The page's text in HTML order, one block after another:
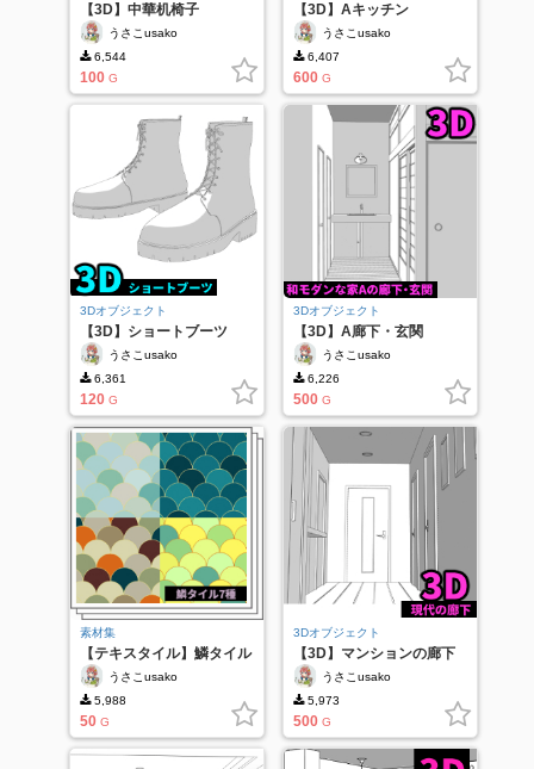
【3D】中華机椅子
うさこusako
6,544
100 G
【3D】Aキッチン
うさこusako
6,407
600 G
3Dオブジェクト
【3D】ショートブーツ
うさこusako
6,361
120 G
3Dオブジェクト
【3D】A廊下・玄関
うさこusako
6,226
500 G
素材集
【テキスタイル】鱗タイル
うさこusako
5,988
50 G
3Dオブジェクト
【3D】マンションの廊下
うさこusako
5,973
500 G